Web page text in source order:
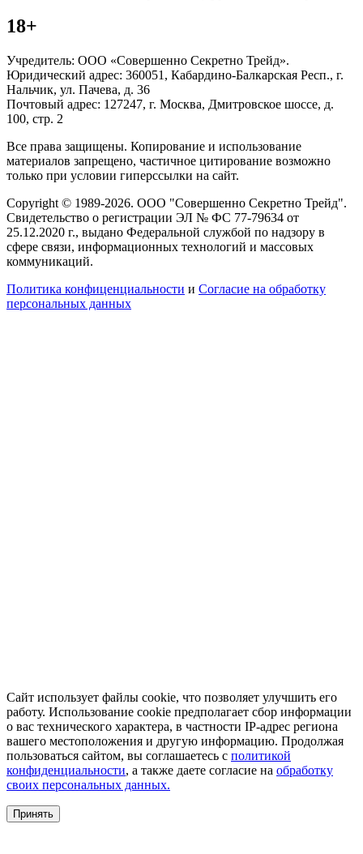
18+
Учредитель: ООО «Совершенно Секретно Трейд».
Юридический адрес: 360051, Кабардино-Балкарская Респ., г.
Нальчик, ул. Пачева, д. 36
Почтовый адрес: 127247, г. Москва, Дмитровское шоссе, д.
100, стр. 2
Все права защищены. Копирование и использование
материалов запрещено, частичное цитирование возможно
только при условии гиперссылки на сайт.
Copyright © 1989-2026. ООО "Совершенно Секретно Трейд".
Свидетельство о регистрации ЭЛ № ФС 77-79634 от
25.12.2020 г., выдано Федеральной службой по надзору в
сфере связи, информационных технологий и массовых
коммуникаций.
Политика конфиценциальности и Согласие на обработку
персональных данных
Сайт использует файлы cookie, что позволяет улучшить его
работу. Использование cookie предполагает сбор информации
о вас технического характера, в частности IP-адрес региона
вашего местоположения и другую информацию. Продолжая
пользоваться сайтом, вы соглашаетесь с политикой
конфиденциальности, а также даете согласие на обработку
своих персональных данных.
Принять